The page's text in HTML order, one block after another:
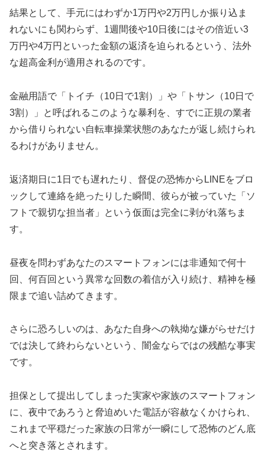
結果として、手元にはわずか1万円や2万円しか振り込ま
れないにも関わらず、1週間後や10日後にはその倍近い3
万円や4万円といった金額の返済を迫られるという、法外
な超高金利が適用されるのです。
金融用語で「トイチ（10日で1割）」や「トサン（10日で
3割）」と呼ばれるこのような暴利を、すでに正規の業者
から借りられない自転車操業状態のあなたが返し続けられ
るわけがありません。
返済期日に1日でも遅れたり、督促の恐怖からLINEをブロ
ックして連絡を絶ったりした瞬間、彼らが被っていた「ソ
フトで親切な担当者」という仮面は完全に剥がれ落ちま
す。
昼夜を問わずあなたのスマートフォンには非通知で何十
回、何百回という異常な回数の着信が入り続け、精神を極
限まで追い詰めてきます。
さらに恐ろしいのは、あなた自身への執拗な嫌がらせだけ
では決して終わらないという、闇金ならではの残酷な事実
です。
担保として提出してしまった実家や家族のスマートフォン
に、夜中であろうと脅迫めいた電話が容赦なくかけられ、
これまで平穏だった家族の日常が一瞬にして恐怖のどん底
へと突き落とされます。